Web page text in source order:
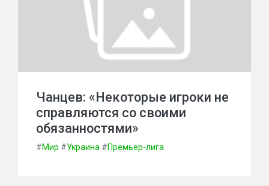
Чанцев: «Некоторые игроки не
справляются со своими
обязанностями»
#Мир #Украина #Премьер-лига